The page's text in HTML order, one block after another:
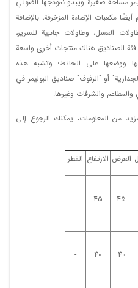
مكعبات الإضاءة المزخرفة، بالإضافة
العسل، وطاولات جانبية للسرير،
الصناديق هناك منتجات أخرى واسعة
ووضعها على الحائط؛ وتشبه هذه
أو "الرفوف" صناديق البوليمر في
والمطاعم والشرفات وغيرها.
من المعلومات، يمكنك الرجوع إلى
العرض الارتفاع القطر
45
45
-
40
40
-